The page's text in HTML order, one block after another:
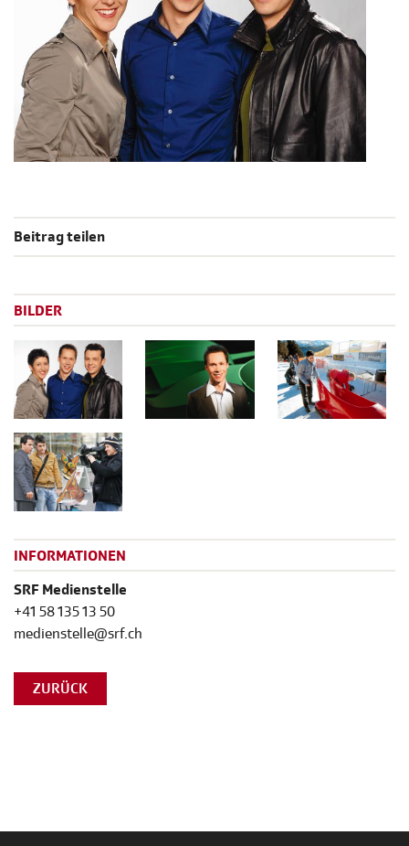
Beitrag teilen
BILDER
INFORMATIONEN
SRF Medienstelle
+41 58 135 13 50
medienstelle@srf.ch
ZURÜCK